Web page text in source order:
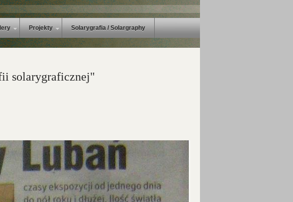
Projekty Solarygrafia / Solargraphy
solarygraficznej"